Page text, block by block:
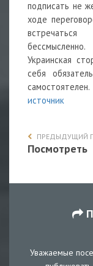
подписать не
ходе
Украинская
себя
самостоятелен.
источник
ПРЕДЫДУЩИЙ
Посмотреть
Уважаемые